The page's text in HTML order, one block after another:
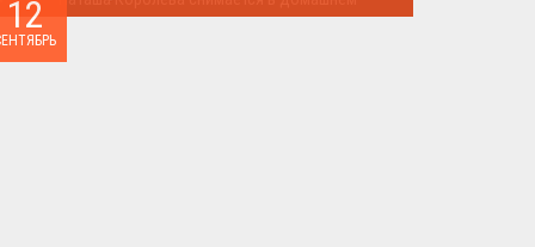
12Наташа Королева снимается в домашнем ...